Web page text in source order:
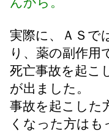
実際に、ＡＳで
り、薬の副作用
死亡事故を起こ
が出ました。
事故を起こした
くなった方はも